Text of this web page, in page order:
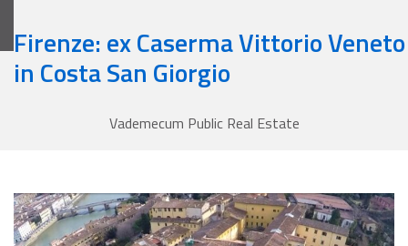
Articoli
Glossario English
Vademecum Public Real Estate
Cerca
Firenze: ex Caserma Vittorio Veneto in Costa San Giorgio
Firenze: ex Caserma Vittorio Veneto
in Costa San Giorgio